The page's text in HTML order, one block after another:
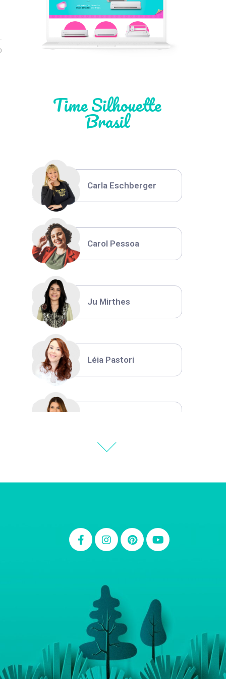
Time Silhouette
Brasil
Léia Pastori
Thiara Ney
Carla Eschberger
Carol Pessoa
Ju Mirthes
Léia Pastori
Carla Eschberger
Carol Pessoa
Ju Mirthes